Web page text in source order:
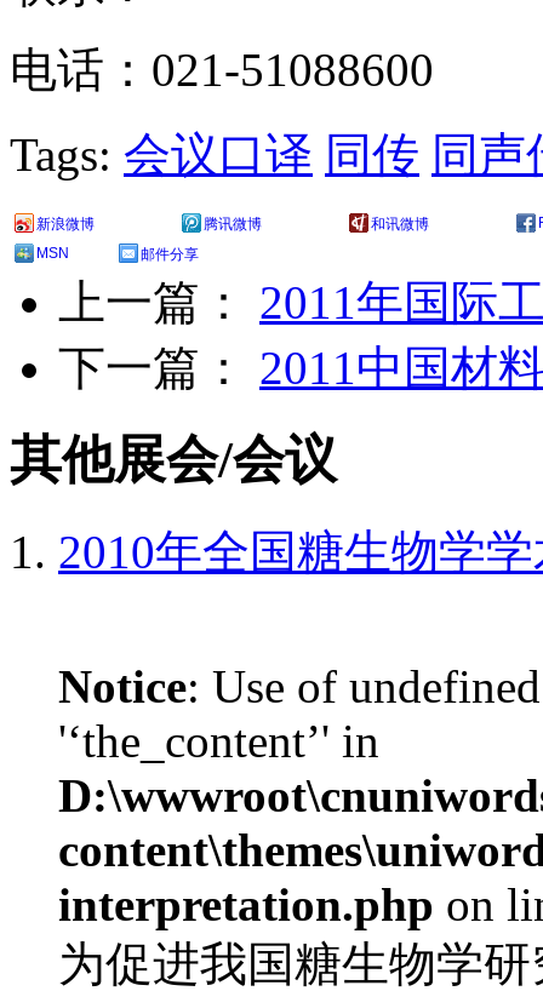
电话：021-51088600
Tags: 会议口译 同传 同声
新浪微博 腾讯微博 和讯微博
MSN
邮件分享
上一篇： 2011年国际
下一篇： 2011中国材
其他展会/会议
2010年全国糖生物学
Notice: Use of
'‘the_content’' in
interpretation.php on
为促进我国糖生物学